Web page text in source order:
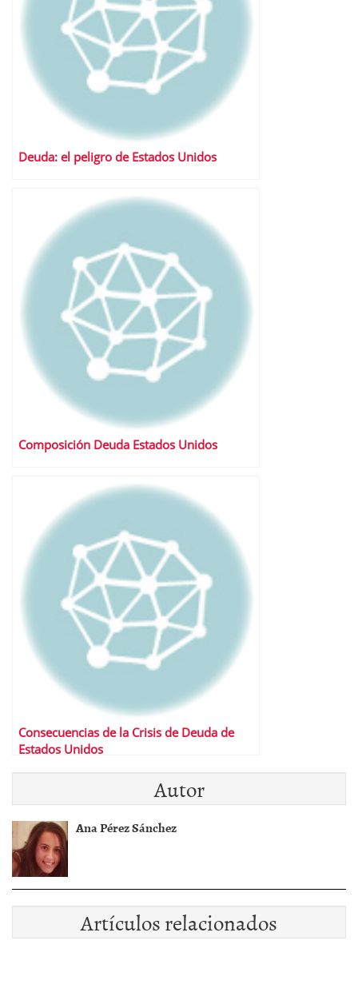
Deuda: el peligro de Estados Unidos
Composición Deuda Estados Unidos
Consecuencias de la Crisis de Deuda de
Estados Unidos
Autor
Ana Pérez Sánchez
Artículos relacionados